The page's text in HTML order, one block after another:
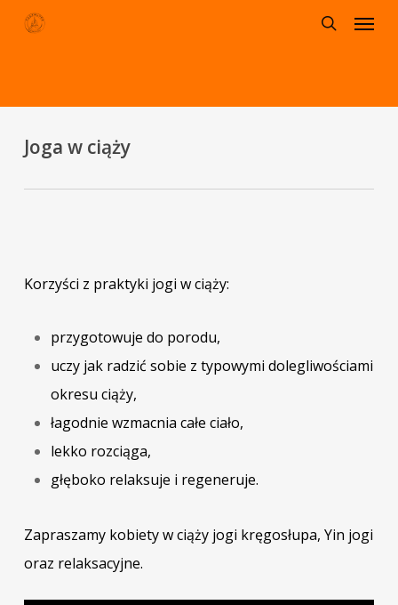
Skip
Menu
Joga w ciąży
Korzyści z praktyki jogi w ciąży:
przygotowuje do porodu,
uczy jak radzić sobie z typowymi dolegliwościami
okresu ciąży,
łagodnie wzmacnia całe ciało,
lekko rozciąga,
głęboko relaksuje i regeneruje.
Zapraszamy kobiety w ciąży jogi kręgosłupa, Yin jogi
oraz relaksacyjne.